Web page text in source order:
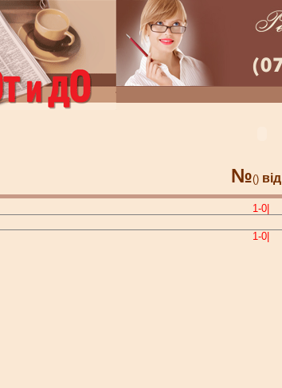
№() від
1-0|
1-0|